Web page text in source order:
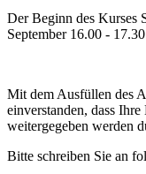
Der Beginn des Kurses
September 16.00 -
Mit dem Ausfüllen des
einverstanden, dass
weitergegeben werden
Bitte schreiben Sie an